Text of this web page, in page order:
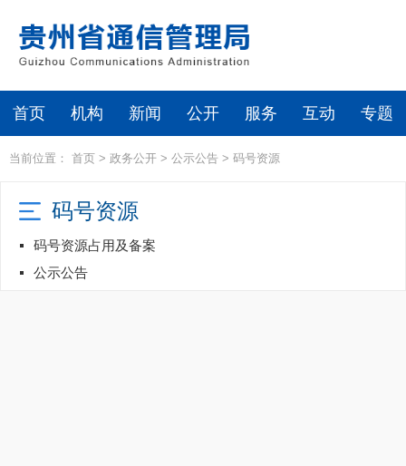
首页 机构 新闻 公开 服务 互动 专题
当前位置： 首页 > 政务公开 > 公示公告 > 码号资源
码号资源
码号资源占用及备案
公示公告